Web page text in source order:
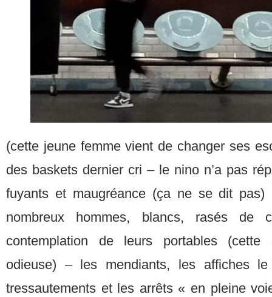
(cette jeune femme vient de changer ses
des baskets dernier cri – le nino n’a pas
fuyants et maugréance (ça ne se dit pas)
nombreux hommes, blancs, rasés de
contemplation de leurs portables (cette
odieuse) – les mendiants, les affiches
tressautements et les arrêts « en pleine